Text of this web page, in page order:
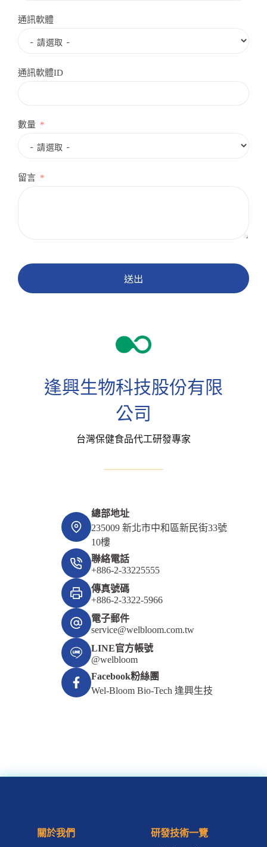
逢興生物科技股份有限
公司
台灣保健食品代工研發專家
總部地址
235009 新北市中和區新民街33號
10樓
聯絡電話
+886-2-33225555
傳真號碼
+886-2-3322-5966
電子郵件
service@welbloom.com.tw
LINE官方帳號
@welbloom
Facebook粉絲團
Wel-Bloom Bio-Tech 逢興生技
通訊軟體
通訊軟體ID
數量
留言
送出
關於我們
研發技術一覽